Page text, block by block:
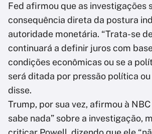
Fed afirmou que as investigações
consequência direta da postura
autoridade monetária. “Trata-se
continuará a definir juros com
condições econômicas ou se a
será ditada por pressão política ou
disse.
Trump, por sua vez, afirmou à
sabe nada” sobre a investigação,